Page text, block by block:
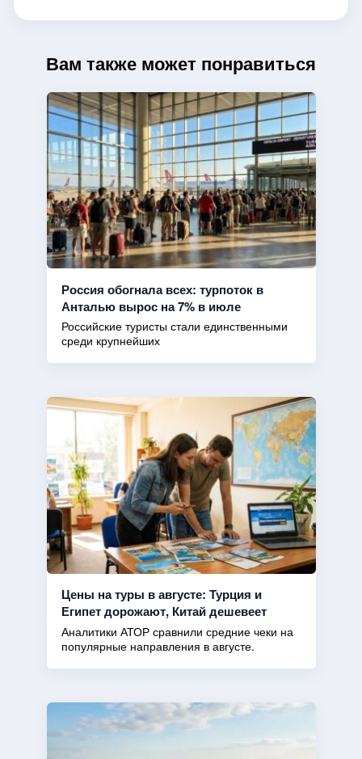
Вам также может понравиться
Россия обогнала всех: турпоток в
Анталью вырос на 7% в июле
Российские туристы стали единственными
среди крупнейших
Цены на туры в августе: Турция и
Египет дорожают, Китай дешевеет
Аналитики АТОР сравнили средние чеки на
популярные направления в августе.